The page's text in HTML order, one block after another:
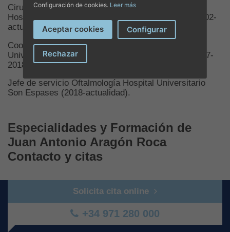
Cirujano Especialista en Cirugía Vitreorretiniana en
Hospital Universitario Son Dureta/Son Espases (2002-
actualidad).
Coordinador del Servicio de Oftalmología Hospital
Universitario Son Espases, Palma de Mallorca (2017-
2018).
Jefe de servicio Oftalmología Hospital Universitario
Son Espases (2018-actualidad).
Especialidades y Formación de
Juan Antonio Aragón Roca
Contacto y citas
Solicita cita online
+34 971 280 000
Configuración de cookies. Leer más
Aceptar cookies Configurar
Rechazar